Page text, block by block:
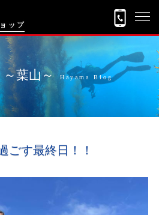
～葉山～ Hayama Blog
ごす最終日！！